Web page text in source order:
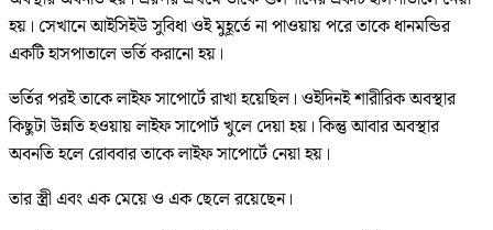
হয়। সেখানে আইসিইউ সুবিধা ওই মুহূর্তে না পাওয়ায় পরে তাকে ধানমন্ডির
একটি হাসপাতালে ভর্তি করানো হয়।
ভর্তির পরই তাকে লাইফ সাপোর্টে রাখা হয়েছিল। ওইদিনই শারীরিক অবস্থার
কিছুটা উন্নতি হওয়ায় লাইফ সাপোর্ট খুলে দেয়া হয়। কিন্তু আবার অবস্থার
অবনতি হলে রোববার তাকে লাইফ সাপোর্টে নেয়া হয়।
তার স্ত্রী এবং এক মেয়ে ও এক ছেলে রয়েছেন।